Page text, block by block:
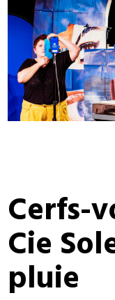
Cerfs-
Cie
pluie